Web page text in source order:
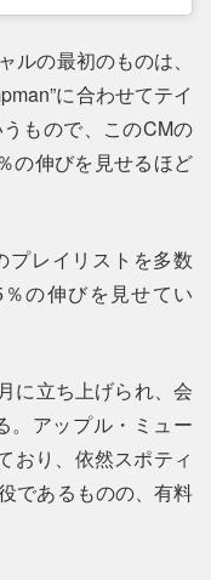
ルの最初のものは、
に合わせてテイ
もので、このCMの
の伸びを見せるほど
プレイリストを多数
の伸びを見せてい
に立ち上げられ、会
。アップル・ミュー
おり、依然スポティ
であるものの、有料